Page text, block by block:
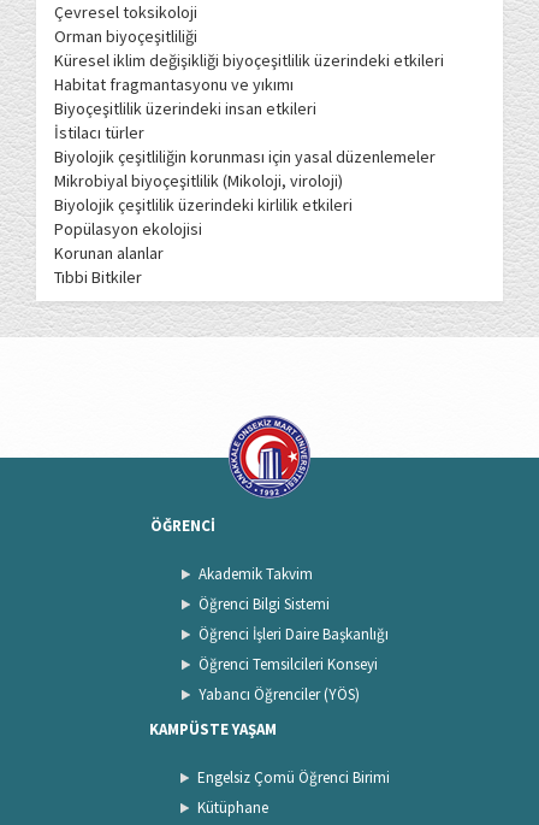
Çevresel toksikoloji
Orman biyoçeşitliliği
Küresel iklim değişikliği biyoçeşitlilik üzerindeki etkileri
Habitat fragmantasyonu ve yıkımı
Biyoçeşitlilik üzerindeki insan etkileri
İstilacı türler
Biyolojik çeşitliliğin korunması için yasal düzenlemeler
Mikrobiyal biyoçeşitlilik (Mikoloji, viroloji)
Biyolojik çeşitlilik üzerindeki kirlilik etkileri
Popülasyon ekolojisi
Korunan alanlar
Tıbbi Bitkiler
ÖĞRENCİ
Akademik Takvim
Öğrenci Bilgi Sistemi
Öğrenci İşleri Daire Başkanlığı
Öğrenci Temsilcileri Konseyi
Yabancı Öğrenciler (YÖS)
KAMPÜSTE YAŞAM
Engelsiz Çomü Öğrenci Birimi
Kütüphane